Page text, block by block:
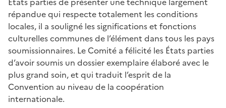
répandue qui respecte totalement les conditions
locales, il a souligné les significations et fonctions
culturelles communes de l’élément dans tous les pays
soumissionnaires. Le Comité a félicité les États parties
d’avoir soumis un dossier exemplaire élaboré avec le
plus grand soin, et qui traduit l’esprit de la
Convention au niveau de la coopération
internationale.